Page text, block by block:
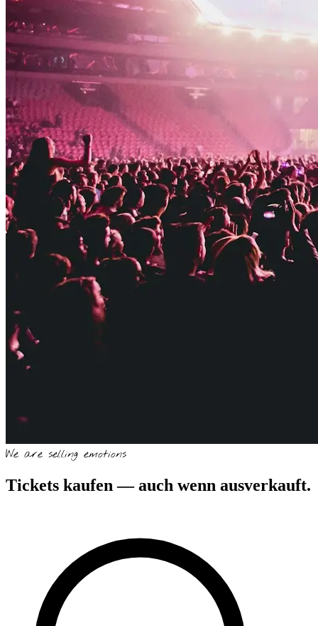
We are selling emotions
Tickets kaufen —auch wenn ausverkauft.